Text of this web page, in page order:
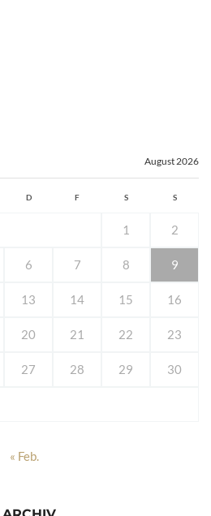
August 2026
D F S S
1 2
6 7 8 9
13 14 15 16
20 21 22 23
27 28 29 30
« Feb.